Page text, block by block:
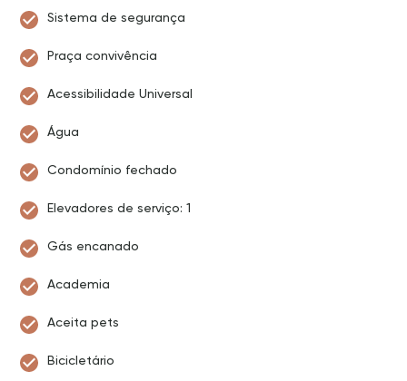
Sistema de segurança
Praça convivência
Acessibilidade Universal
Água
Condomínio fechado
Elevadores de serviço: 1
Gás encanado
Academia
Aceita pets
Bicicletário